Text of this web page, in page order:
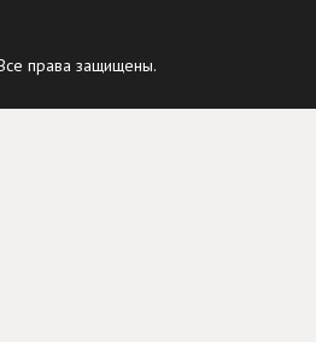
права защищены.